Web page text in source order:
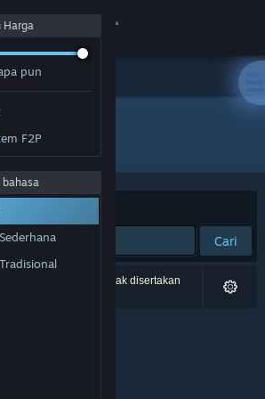
Steam
Harga
pun
F2P
Games
Cari
1 produk tidak disertakan